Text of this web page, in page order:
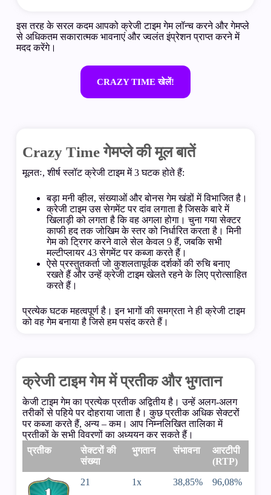
इस तरह के सरल कदम आपको क्रेजी टाइम गेम लॉन्च करने और गेमप्ले
से अधिकतम सकारात्मक भावनाएं और ज्वलंत इंप्रेशन प्राप्त करने में
मदद करेंगे।
CRAZY TIME खेलें!
Crazy Time गेमप्ले की मूल बातें
मूलतः, शीर्ष स्लॉट क्रेजी टाइम में 3 घटक होते हैं:
बड़ा मनी व्हील, संख्याओं और बोनस गेम खंडों में विभाजित है।
क्रेजी टाइम उस सेगमेंट पर दांव लगाता है जिसके बारे में
खिलाड़ी को लगता है कि वह अगला होगा। चुना गया सेक्टर
काफी हद तक जोखिम के स्तर को निर्धारित करता है। मिनी
गेम को ट्रिगर करने वाले सेल केवल 9 हैं, जबकि सभी
मल्टीप्लायर 43 सेगमेंट पर कब्जा करते हैं।
ऐसे प्रस्तुतकर्ता जो कुशलतापूर्वक दर्शकों की रुचि बनाए
रखते हैं और उन्हें क्रेजी टाइम खेलते रहने के लिए प्रोत्साहित
करते हैं।
प्रत्येक घटक महत्वपूर्ण है। इन भागों की समग्रता ने ही क्रेजी टाइम
को वह गेम बनाया है जिसे हम पसंद करते हैं।
क्रेजी टाइम गेम में प्रतीक और भुगतान
केजी टाइम गेम का प्रत्येक प्रतीक अद्वितीय है। उन्हें अलग-अलग
तरीकों से पहिये पर दोहराया जाता है। कुछ प्रतीक अधिक सेक्टरों
पर कब्जा करते हैं, अन्य – कम। आप निम्नलिखित तालिका में
प्रतीकों के सभी विवरणों का अध्ययन कर सकते हैं।
प्रतीक
सेक्टरों की
संख्या
भुगतान संभावना
आरटीपी
(RTP)
21
1х 38,85% 96,08%